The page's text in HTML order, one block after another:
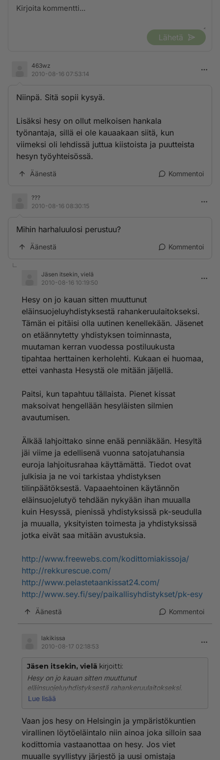
Lähetä
463wz
2010-08-16 07:53:14
Niinpä. Sitä sopii kysyä.
Lisäksi hesy on ollut melkoisen hankala
työnantaja, sillä ei ole kauaakaan siitä, kun
viimeksi oli lehdissä juttua kiistoista ja puutteista
hesyn työyhteisössä.
Äänestä Kommentoi
???
2010-08-16 08:30:15
Mihin harhaluulosi perustuu?
Äänestä Kommentoi
Jäsen itsekin, vielä
2010-08-16 10:19:50
Hesy on jo kauan sitten muuttunut
eläinsuojeluyhdistyksestä rahankeruulaitokseksi.
Tämän ei pitäisi olla uutinen kenellekään. Jäsenet
on etäännytetty yhdistyksen toiminnasta,
muutaman kerran vuodessa postiluukusta
tipahtaa herttainen kerholehti. Kukaan ei huomaa,
ettei vanhasta Hesystä ole mitään jäljellä.
Paitsi, kun tapahtuu tällaista. Pienet kissat
maksoivat hengellään hesyläisten silmien
avautumisen.
Älkää lahjoittako sinne enää penniäkään. Hesyltä
jäi viime ja edellisenä vuonna satojatuhansia
euroja lahjoitusrahaa käyttämättä. Tiedot ovat
julkisia ja ne voi tarkistaa yhdistyksen
tilinpäätöksestä. Vapaaehtoinen käytännön
eläinsuojelutyö tehdään nykyään ihan muualla
kuin Hesyssä, pienissä yhdistyksissä pk-seudulla
ja muualla, yksityisten toimesta ja yhdistyksissä
jotka eivät saa mitään avustuksia.
http://www.freewebs.com/kodittomiakissoja/
http://rekkurescue.com/
http://www.pelastetaankissat24.com/
http://www.sey.fi/sey/paikallisyhdistykset/pk-esy
Äänestä Kommentoi
lakikissa
2010-08-17 02:18:53
Jäsen itsekin, vielä kirjoitti:
Hesy on jo kauan sitten muuttunut
eläinsuojeluyhdistyksestä rahankeruulaitokseksi.
Tämän ei pitäisi olla uutinen kenellekään. Jäsenet on
kerran vuodessa postiluukusta tipahtaa herttainen
kerholehti. Kukaan ei huomaa, ettei vanhasta Hesystä
ole mitään jäljellä.
Paitsi, kun tapahtuu tällaista. Pienet kissat maksoivat
Lue lisää
Vaan jos hesy on Helsingin ja ympäristökuntien
virallinen löytöeläintalo niin ainoa joka silloin saa
kodittomia vastaanottaa on hesy. Jos viet
muualle syyllistyy järjestö ja uusi omistaja